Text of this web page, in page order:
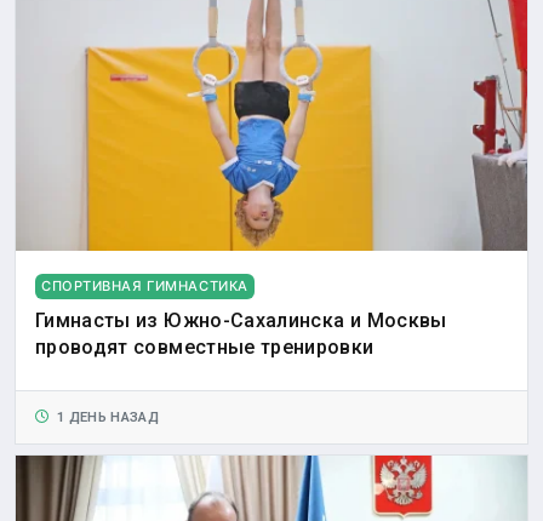
СПОРТИВНАЯ ГИМНАСТИКА
Гимнасты из Южно-Сахалинска и Москвы
проводят совместные тренировки
1 ДЕНЬ НАЗАД